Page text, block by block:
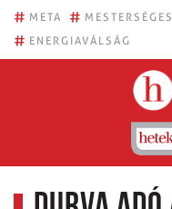
# META #
# ENERGIAVÁLSÁG